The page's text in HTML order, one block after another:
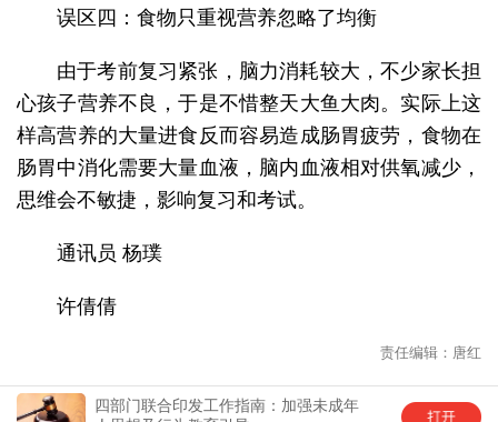
误区四：食物只重视营养忽略了均衡
由于考前复习紧张，脑力消耗较大，不少家长担
心孩子营养不良，于是不惜整天大鱼大肉。实际上这
样高营养的大量进食反而容易造成肠胃疲劳，食物在
肠胃中消化需要大量血液，脑内血液相对供氧减少，
思维会不敏捷，影响复习和考试。
通讯员 杨璞
许倩倩
责任编辑：唐红
四部门联合印发工作指南：加强未成年
中国